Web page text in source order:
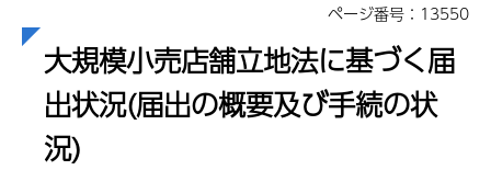
ページ番号：13550
大規模小売店舗立地法に基づく届
出状況(届出の概要及び手続の状
況)